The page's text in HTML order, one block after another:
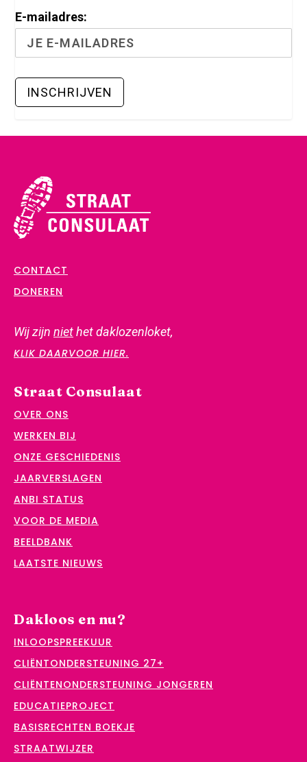
E-mailadres:
CONTACT
DONEREN
Wij zijn niethet daklozenloket,
KLIK DAARVOOR HIER.
Straat Consulaat
OVER ONS
WERKEN BIJ
ONZE GESCHIEDENIS
JAARVERSLAGEN
ANBI STATUS
VOOR DE MEDIA
BEELDBANK
LAATSTE NIEUWS
Dakloos en nu?
INLOOPSPREEKUUR
CLIËNTONDERSTEUNING 27+
CLIËNTENONDERSTEUNING JONGEREN
EDUCATIEPROJECT
BASISRECHTEN BOEKJE
STRAATWIJZER